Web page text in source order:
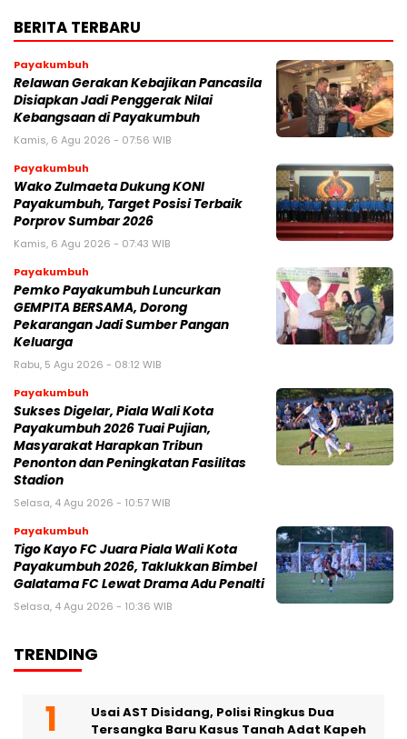
BERITA TERBARU
Payakumbuh
Relawan Gerakan Kebajikan Pancasila
Disiapkan Jadi Penggerak Nilai
Kebangsaan di Payakumbuh
Kamis, 6 Agu 2026 - 07:56 WIB
Payakumbuh
Wako Zulmaeta Dukung KONI
Payakumbuh, Target Posisi Terbaik
Porprov Sumbar 2026
Kamis, 6 Agu 2026 - 07:43 WIB
Payakumbuh
Pemko Payakumbuh Luncurkan
GEMPITA BERSAMA, Dorong
Pekarangan Jadi Sumber Pangan
Keluarga
Rabu, 5 Agu 2026 - 08:12 WIB
Payakumbuh
Sukses Digelar, Piala Wali Kota
Payakumbuh 2026 Tuai Pujian,
Masyarakat Harapkan Tribun
Penonton dan Peningkatan Fasilitas
Stadion
Selasa, 4 Agu 2026 - 10:57 WIB
Payakumbuh
Tigo Kayo FC Juara Piala Wali Kota
Payakumbuh 2026, Taklukkan Bimbel
Galatama FC Lewat Drama Adu Penalti
Selasa, 4 Agu 2026 - 10:36 WIB
TRENDING
Usai AST Disidang, Polisi Ringkus Dua
Tersangka Baru Kasus Tanah Adat Kapeh